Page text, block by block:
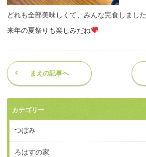
どれも全部美味しくて、みんな完食しました
来年の夏祭りも楽しみだね
まえの記事へ
カテゴリー
つぼみ
ろはすの家